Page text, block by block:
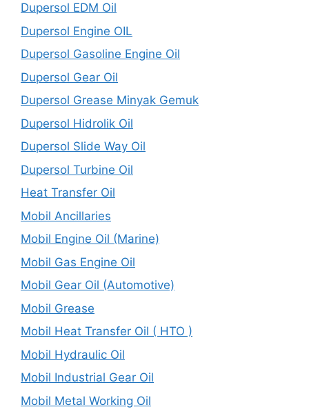
Dupersol EDM Oil
Dupersol Engine OIL
Dupersol Gasoline Engine Oil
Dupersol Gear Oil
Dupersol Grease Minyak Gemuk
Dupersol Hidrolik Oil
Dupersol Slide Way Oil
Dupersol Turbine Oil
Heat Transfer Oil
Mobil Ancillaries
Mobil Engine Oil (Marine)
Mobil Gas Engine Oil
Mobil Gear Oil (Automotive)
Mobil Grease
Mobil Heat Transfer Oil ( HTO )
Mobil Hydraulic Oil
Mobil Industrial Gear Oil
Mobil Metal Working Oil